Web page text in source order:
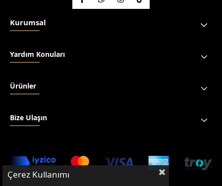
Kurumsal
Yardım Konuları
Ürünler
Bize Ulaşın
Çerez Kullanımı